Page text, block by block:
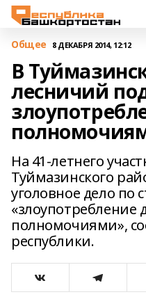
Общее 8 ДЕКАБРЯ 2014, 12:12
В
лесничий
На 41-летнего
Туймазинского
уголовное дело по
полномочиями»,
республики.